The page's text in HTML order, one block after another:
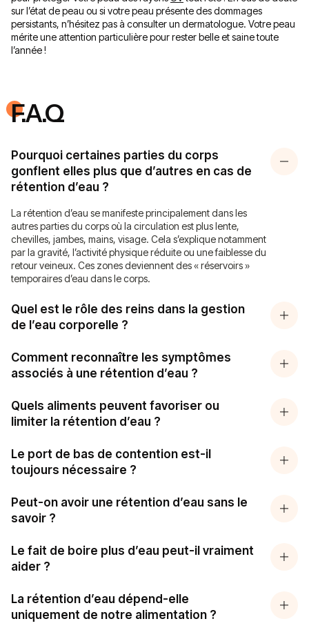
sur l’état de peau ou si votre peau présente des dommages
persistants, n’hésitez pas à consulter un dermatologue. Votre peau
mérite une attention particulière pour rester belle et saine toute
l’année !
F.A.Q
Pourquoi certaines parties du corps
gonflent elles plus que d’autres en cas de
rétention d’eau ?
La rétention d’eau se manifeste principalement dans les
autres parties du corps où la circulation est plus lente,
chevilles, jambes, mains, visage. Cela s’explique notamment
par la gravité, l’activité physique réduite ou une faiblesse du
retour veineux. Ces zones deviennent des « réservoirs »
temporaires d’eau dans le corps.
Quel est le rôle des reins dans la gestion
de l’eau corporelle ?
Comment reconnaître les symptômes
associés à une rétention d’eau ?
Quels aliments peuvent favoriser ou
limiter la rétention d’eau ?
Le port de bas de contention est-il
toujours nécessaire ?
Peut-on avoir une rétention d’eau sans le
savoir ?
Le fait de boire plus d’eau peut-il vraiment
aider ?
La rétention d’eau dépend-elle
uniquement de notre alimentation ?